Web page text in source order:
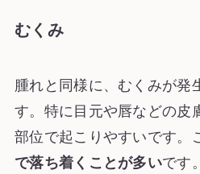
むくみ
腫れと同様に、むくみが発
す。特に目元や唇などの皮
部位で起こりやすいです。
で落ち着くことが多いです。